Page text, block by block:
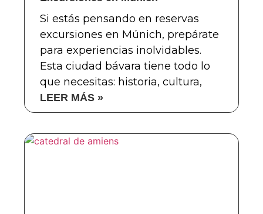
Si estás pensando en reservas
excursiones en Múnich, prepárate
para experiencias inolvidables.
Esta ciudad bávara tiene todo lo
que necesitas: historia, cultura,
LEER MÁS »